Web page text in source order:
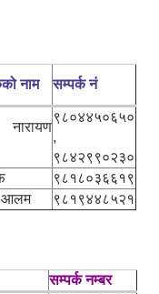
नाम सम्पर्क नं
९८०४४५०६५०
,
९८४२९९०२३०
९८१८०३६६१९
आलम ९८१९४४८५२१
सम्पर्क नम्बर